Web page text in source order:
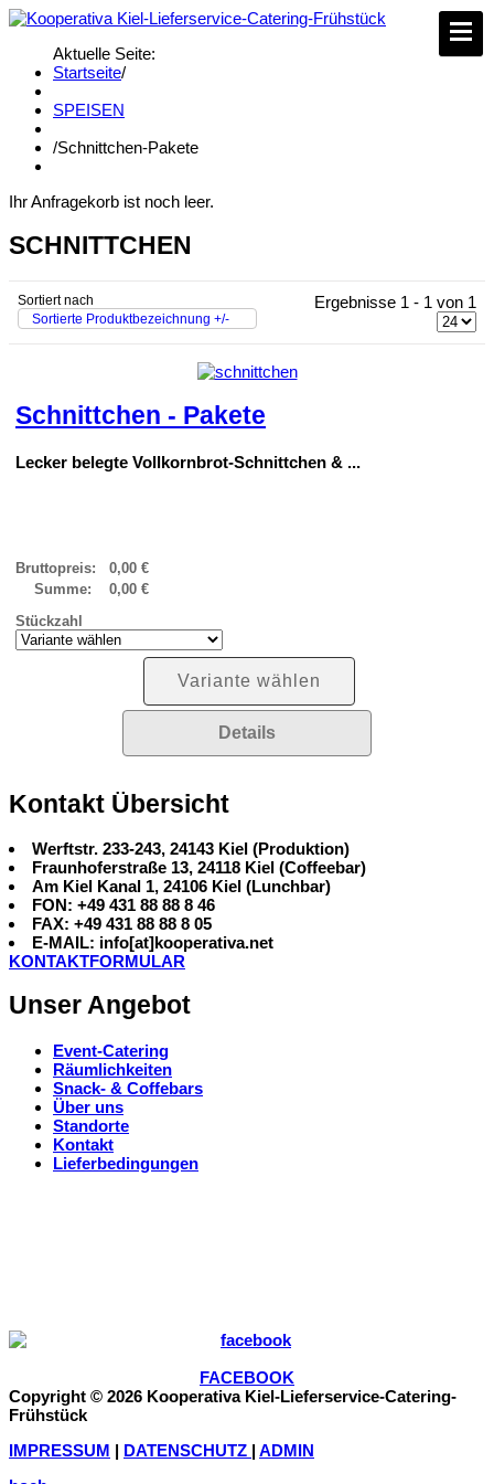
Aktuelle Seite:
Startseite/
SPEISEN
/Schnittchen-Pakete
Ihr Anfragekorb ist noch leer.
SCHNITTCHEN
Sortiert nach
Sortierte Produktbezeichnung +/-
Ergebnisse 1 - 1 von 1
Schnittchen - Pakete
Lecker belegte Vollkornbrot-Schnittchen & ...
Bruttopreis:
0,00 €
Summe:
0,00 €
Stückzahl
Variante wählen
Details
Kontakt Übersicht
Werftstr. 233-243, 24143 Kiel (Produktion)
Fraunhoferstraße 13, 24118 Kiel (Coffeebar)
Am Kiel Kanal 1, 24106 Kiel (Lunchbar)
FON: +49 431 88 88 8 46
FAX: +49 431 88 88 8 05
E-MAIL: info[at]kooperativa.net
KONTAKTFORMULAR
Unser Angebot
Event-Catering
Räumlichkeiten
Snack- & Coffebars
Über uns
Standorte
Kontakt
Lieferbedingungen
FACEBOOK
Copyright © 2026 Kooperativa Kiel-Lieferservice-Catering-
Frühstück
IMPRESSUM | DATENSCHUTZ | ADMIN